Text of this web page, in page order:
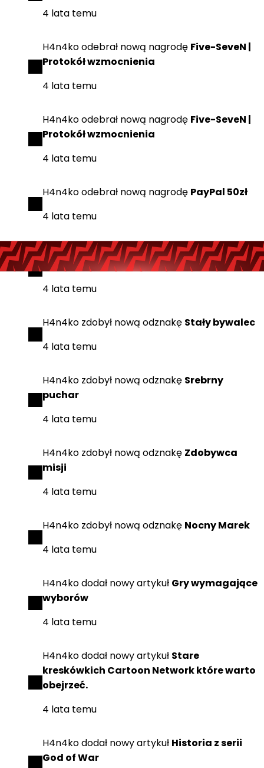
4 lata temu
H4n4koodebrał nową nagrodę Five-SeveN |
Protokół wzmocnienia
4 lata temu
H4n4koodebrał nową nagrodę Five-SeveN |
Protokół wzmocnienia
4 lata temu
H4n4koodebrał nową nagrodę PayPal 50zł
4 lata temu
H4n4kozdobyłnową odznakęZnajomy
znajomych
4 lata temu
H4n4ko zdobył nową odznakę Stały bywalec
4 lata temu
H4n4ko zdobył nową odznakę Srebrny
puchar
4 lata temu
H4n4ko zdobył nową odznakę Zdobywca
misji
4 lata temu
H4n4ko zdobył nową odznakę Nocny Marek
4 lata temu
H4n4kododał nowy artykuł Gry wymagające
wyborów
4 lata temu
H4n4kododał nowy artykuł Stare
kreskówkich Cartoon Network które warto
obejrzeć.
4 lata temu
H4n4kododał nowy artykuł Historia z serii
God of War